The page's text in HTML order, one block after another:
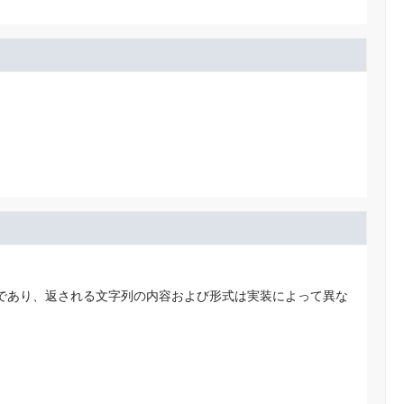
あり、返される文字列の内容および形式は実装によって異な